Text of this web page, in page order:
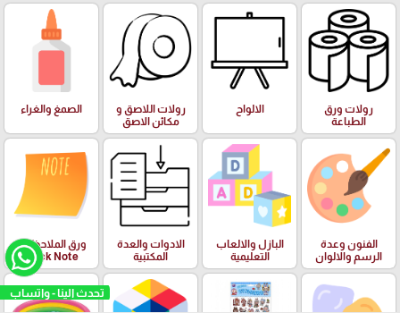
تحدث الينا - واتساب
رولات ورق
الطباعة
الالواح
رولات اللاصق و
مكائن الاصق
الصمغ والغراء
الفنون وعدة
الرسم والالوان
البازل والالعاب
التعليمية
الادوات والعدة
المكتبية
ورق الملاحظات
Stick Note